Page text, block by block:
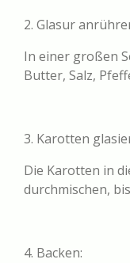
2. Glasur
In einer großen
Butter, Salz,
3. Karotten
Die Karotten in
durchmischen,
4. Backen: